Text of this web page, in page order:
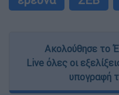
Ακολούθησε το
Live όλες οι
υπογραφή